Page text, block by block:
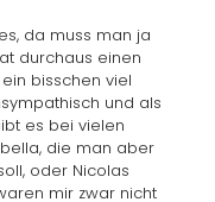
da muss man ja
durchaus einen
bisschen viel
und als
es bei vielen
die man aber
oder Nicolas
mir zwar nicht